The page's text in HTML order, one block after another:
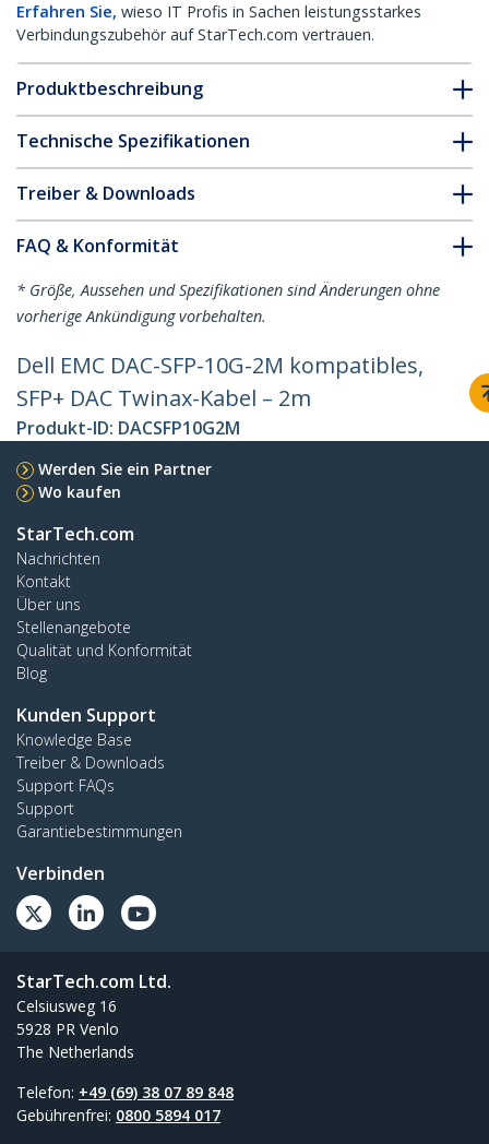
Erfahren Sie, wieso IT Profis in Sachen leistungsstarkes
Verbindungszubehör auf StarTech.com vertrauen.
Produktbeschreibung
Technische Spezifikationen
Treiber & Downloads
FAQ & Konformität
* Größe, Aussehen und Spezifikationen sind Änderungen ohne
vorherige Ankündigung vorbehalten.
Dell EMC DAC-SFP-10G-2M kompatibles,
SFP+ DAC Twinax-Kabel – 2m
Produkt-ID: DACSFP10G2M
Werden Sie ein Partner
Wo kaufen
StarTech.com
Nachrichten
Kontakt
Über uns
Stellenangebote
Qualität und Konformität
Blog
Kunden Support
Knowledge Base
Treiber & Downloads
Support FAQs
Support
Garantiebestimmungen
Verbinden
StarTech.com Ltd.
Celsiusweg 16
5928 PR Venlo
The Netherlands
Telefon: +49 (69) 38 07 89 848
Gebührenfrei: 0800 5894 017